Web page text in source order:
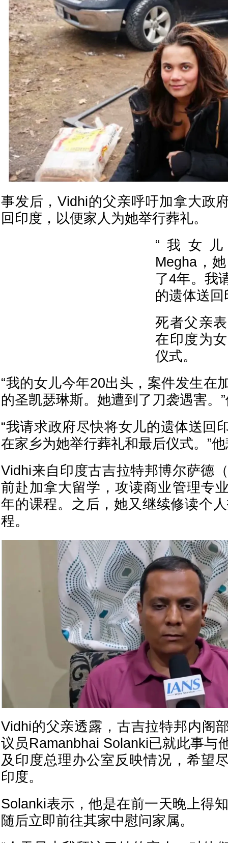
事发后，Vidhi的父亲呼吁加拿大政
回印度，以便家人为她举行葬礼。
“我女儿
Megha，
了4年。我
的遗体送回
死者父亲
在印度为
仪式。
“我的女儿今年20出头，案件发生在
的圣凯瑟琳斯。她遭到了刀袭遇害。
“我请求政府尽快将女儿的遗体送回
在家乡为她举行葬礼和最后仪式。”
Vidhi来自印度古吉拉特邦博尔萨德
前赴加拿大留学，攻读商业管理专
年的课程。之后，她又继续修读个
程。
Vidhi的父亲透露，古吉拉特邦内阁
议员Ramanbhai Solanki已就此事与
及印度总理办公室反映情况，希望
印度。
Solanki表示，他是在前一天晚上得
随后立即前往其家中慰问家属。